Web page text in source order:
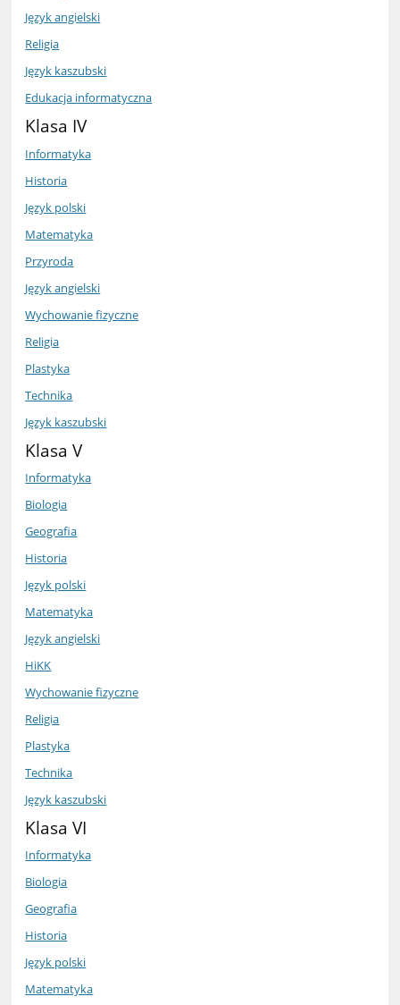
Język angielski
Religia
Język kaszubski
Edukacja informatyczna
Klasa IV
Informatyka
Historia
Język polski
Matematyka
Przyroda
Język angielski
Wychowanie fizyczne
Religia
Plastyka
Technika
Język kaszubski
Klasa V
Informatyka
Biologia
Geografia
Historia
Język polski
Matematyka
Język angielski
HiKK
Wychowanie fizyczne
Religia
Plastyka
Technika
Język kaszubski
Klasa VI
Informatyka
Biologia
Geografia
Historia
Język polski
Matematyka